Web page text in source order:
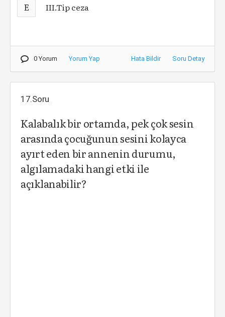
E III.Tip ceza
0 Yorum Yorum Yap Hata Bildir Soru Detay
17.Soru
Kalabalık bir ortamda, pek çok sesin
arasında çocuğunun sesini kolayca
ayırt eden bir annenin durumu,
algılamadaki hangi etki ile
açıklanabilir?